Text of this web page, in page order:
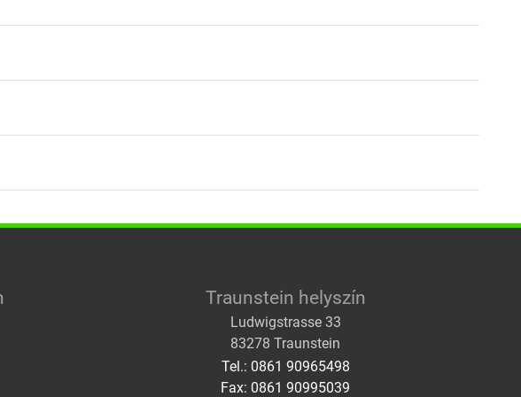
8a29-64c70e525b93
63bf-499c-a797-60514e0c2f7d
adb3-9c750e536417
Traunstein helyszín
Ludwigstrasse 33
83278 Traunstein
Tel.: 0861 90965498
Fax: 0861 90995039